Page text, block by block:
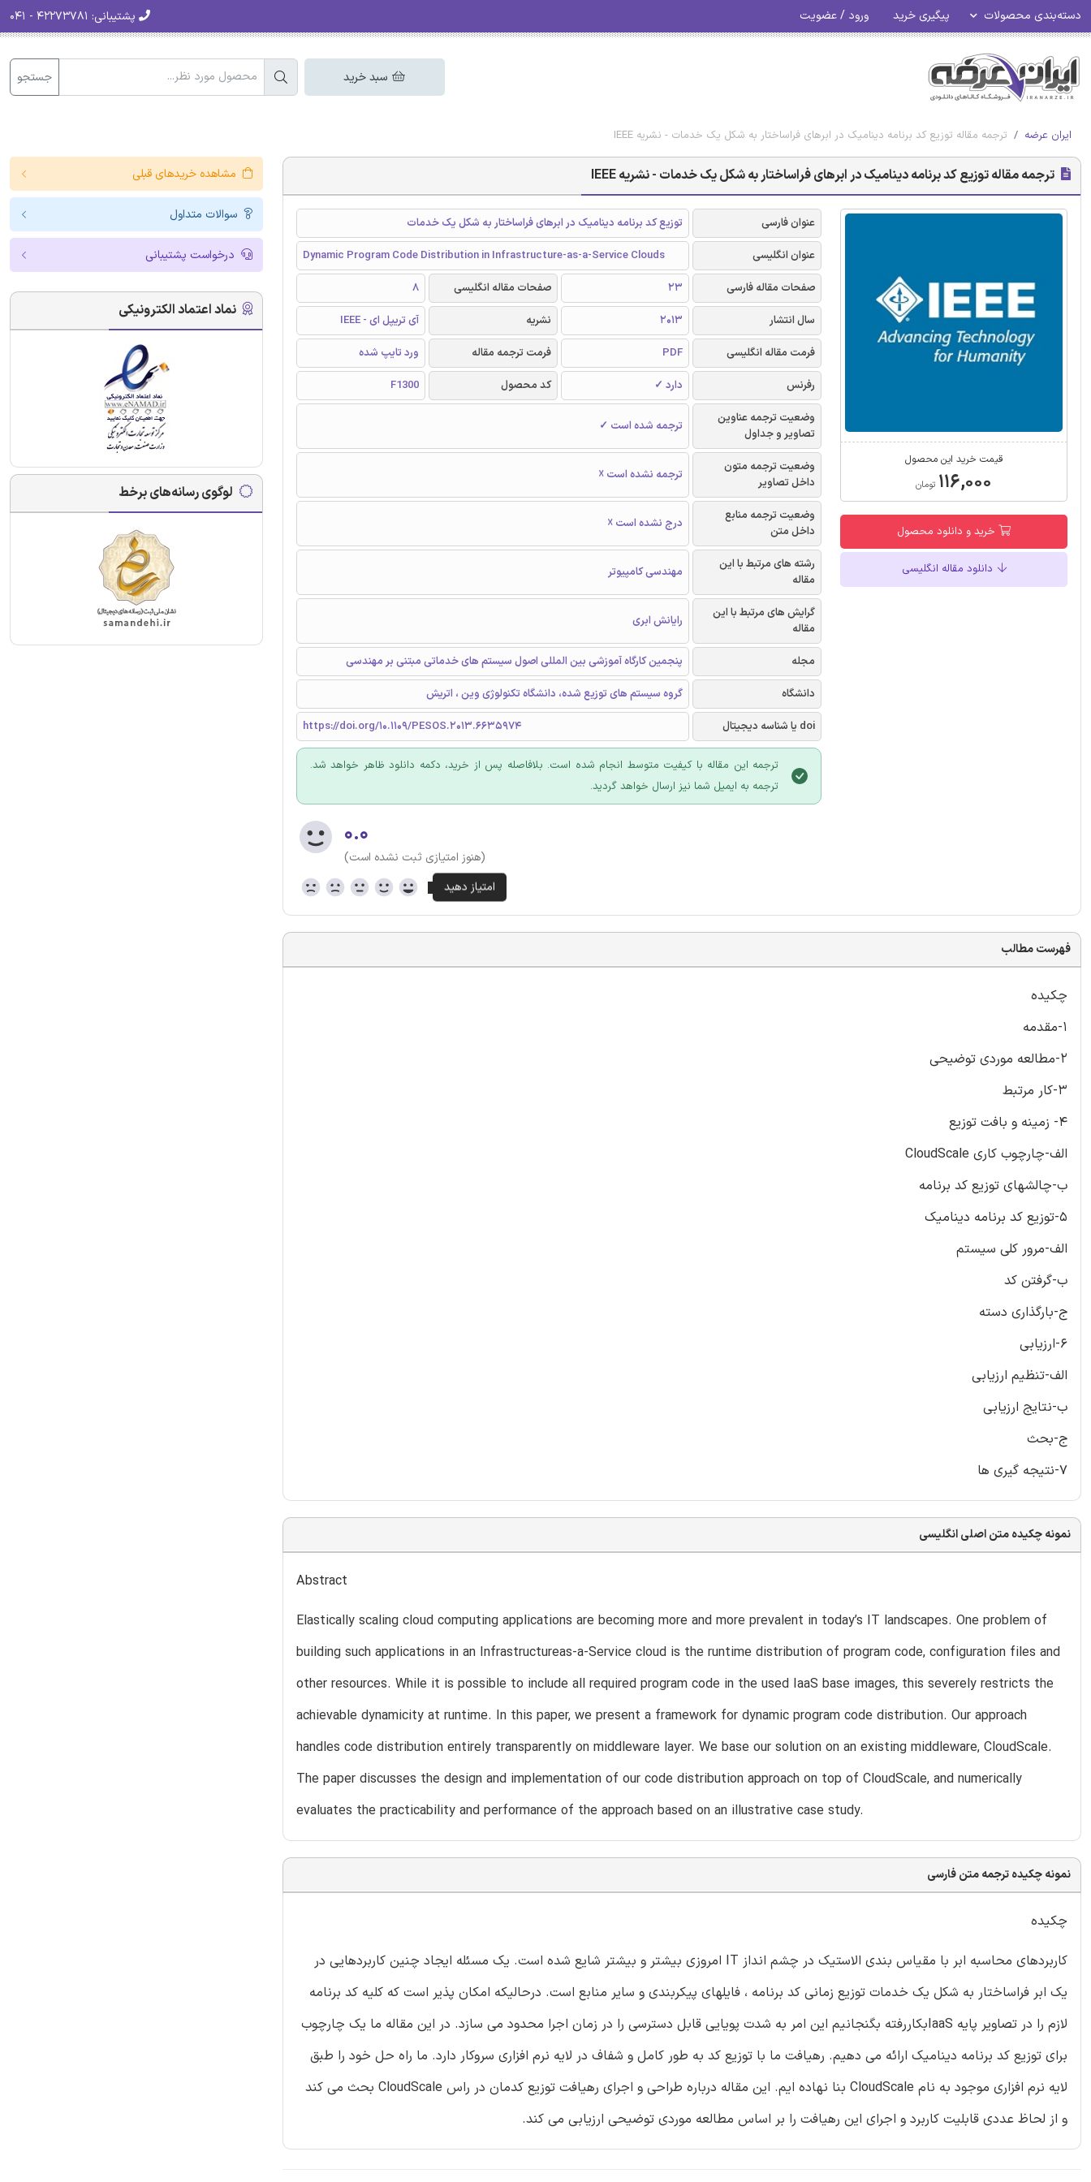
دسته‌بندی محصولات پیگیری خرید ورود / عضویت پشتیبانی:
سبد خرید جستجو
ایران عرضه ترجمه مقاله توزیع کد برنامه دینامیک در ابرهای فراساختار به شکل یک خدمات - نشریه IEEE
ترجمه مقاله توزیع کد برنامه دینامیک در ابرهای فراساختار به شکل یک خدمات - نشریه IEEE
قیمت خرید این محصول
۱۱۶,۰۰۰ تومان
خرید و دانلود محصول
دانلود مقاله انگلیسی
عنوان فارسی
توزیع کد برنامه دینامیک در ابرهای فراساختار به شکل یک خدمات
عنوان انگلیسی
Dynamic Program Code Distribution in Infrastructure-as-a-Service Clouds
صفحات مقاله فارسی
23 صفحات مقاله انگلیسی
8
سال انتشار
2013 نشریه
آی تریپل ای - IEEE
فرمت مقاله انگلیسی
PDF فرمت ترجمه مقاله
ورد تایپ شده
رفرنس
دارد ✓ کد محصول
F1300
وضعیت ترجمه عناوین
تصاویر و جداول
ترجمه شده است ✓
وضعیت ترجمه متون
داخل تصاویر
ترجمه نشده است ☓
وضعیت ترجمه منابع
داخل متن
درج نشده است ☓
رشته های مرتبط با این
مقاله
مهندسی کامپیوتر
گرایش های مرتبط با این
مقاله
رایانش ابری
مجله
پنجمین کارگاه آموزشی بین المللی اصول سیستم های خدماتی مبتنی بر مهندسی
دانشگاه
گروه سیستم های توزیع شده، دانشگاه تکنولوژی وین ، اتریش
doi یا شناسه دیجیتال
https://doi.org/10.1109/PESOS.2013.6635974
ترجمه این مقاله با کیفیت متوسط انجام شده است. بلافاصله پس از خرید، دکمه دانلود ظاهر خواهد شد.
ترجمه به ایمیل شما نیز ارسال خواهد گردید.
۰.۰
(هنوز امتیازی ثبت نشده است)
فهرست مطالب
چکیده
1-مقدمه
2-مطالعه موردی توضیحی
3-کار مرتبط
4- زمینه و بافت توزیع
الف-چارچوب کاری CloudScale
ب-چالشهای توزیع کد برنامه
5-توزیع کد برنامه دینامیک
الف-مرور کلی سیستم
ب-گرفتن کد
ج-بارگذاری دسته
6-ارزیابی
الف-تنظیم ارزیابی
ب-نتایج ارزیابی
ج-بحث
7-نتیجه گیری ها
نمونه چکیده متن اصلی انگلیسی
Abstract
Elastically scaling cloud computing applications are becoming more and more prevalent in today’s IT landscapes. One problem of
building such applications in an Infrastructureas-a-Service cloud is the runtime distribution of program code, configuration files and
other resources. While it is possible to include all required program code in the used IaaS base images, this severely restricts the
achievable dynamicity at runtime. In this paper, we present a framework for dynamic program code distribution. Our approach
handles code distribution entirely transparently on middleware layer. We base our solution on an existing middleware, CloudScale.
The paper discusses the design and implementation of our code distribution approach on top of CloudScale, and numerically
evaluates the practicability and performance of the approach based on an illustrative case study.
نمونه چکیده ترجمه متن فارسی
چکیده
کاربردهای محاسبه ابر با مقیاس بندی الاستیک در چشم انداز IT امروزی بیشتر و بیشتر شایع شده است. یک مسئله ایجاد چنین کاربردهایی در
یک ابر فراساختار به شکل یک خدمات توزیع زمانی کد برنامه ، فایلهای پیکربندی و سایر منابع است. درحالیکه امکان پذیر است که کلیه کد برنامه
لازم را در تصاویر پایه IaaSبکاررفته بگنجانیم این امر به شدت پویایی قابل دسترسی را در زمان اجرا محدود می سازد. در این مقاله ما یک چارچوب
برای توزیع کد برنامه دینامیک ارائه می دهیم. رهیافت ما با توزیع کد به طور کامل و شفاف در لایه نرم افزاری سروکار دارد. ما راه حل خود را طبق
لایه نرم افزاری موجود به نام CloudScale بنا نهاده ایم. این مقاله درباره طراحی و اجرای رهیافت توزیع کدمان در راس CloudScale بحث می کند
و از لحاظ عددی قابلیت کاربرد و اجرای این رهیافت را بر اساس مطالعه موردی توضیحی ارزیابی می کند.
مشاهده خریدهای قبلی
سوالات متداول
درخواست پشتیبانی
نماد اعتماد الکترونیکی
لوگوی رسانه‌های برخط